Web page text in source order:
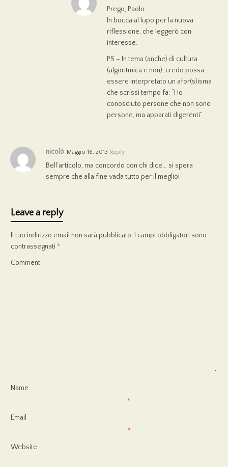
Prego, Paolo.
In bocca al lupo per la nuova
riflessione, che leggerò con
interesse.
PS – In tema (anche) di cultura
(algoritmica e non), credo possa
essere interpretato un afor(s)isma
che scrissi tempo fa: “Ho
conosciuto persone che non sono
persone, ma apparati digerenti”.
nicolò Maggio 16, 2013 Reply
Bell’articolo, ma concordo con chi dice… si spera
sempre che alla fine vada tutto per il meglio!
Leave a reply
Il tuo indirizzo email non sarà pubblicato.
I campi obbligatori sono
contrassegnati *
Comment
Name
*
Email
*
Website